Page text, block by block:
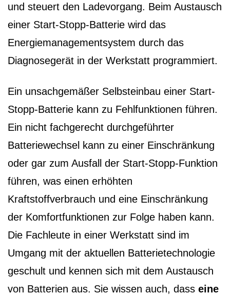
und steuert den Ladevorgang. Beim Austausch
einer Start-Stopp-Batterie wird das
Energiemanagementsystem durch das
Diagnosegerät in der Werkstatt programmiert.
Ein unsachgemäßer Selbsteinbau einer Start-
Stopp-Batterie kann zu Fehlfunktionen führen.
Ein nicht fachgerecht durchgeführter
Batteriewechsel kann zu einer Einschränkung
oder gar zum Ausfall der Start-Stopp-Funktion
führen, was einen erhöhten
Kraftstoffverbrauch und eine Einschränkung
der Komfortfunktionen zur Folge haben kann.
Die Fachleute in einer Werkstatt sind im
Umgang mit der aktuellen Batterietechnologie
geschult und kennen sich mit dem Austausch
von Batterien aus. Sie wissen auch, dass eine